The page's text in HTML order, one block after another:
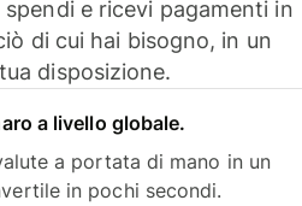
e ricevi pagamenti in
di cui hai bisogno, in un
disposizione.
a livello globale.
a portata di mano in un
in pochi secondi.